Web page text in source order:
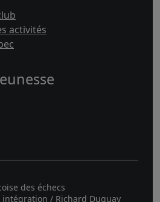
activités
des échecs
intégration / Richard Duguay